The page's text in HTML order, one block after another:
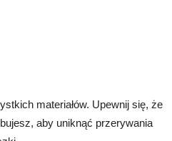
materiałów. Upewnij się, że
aby uniknąć przerywania